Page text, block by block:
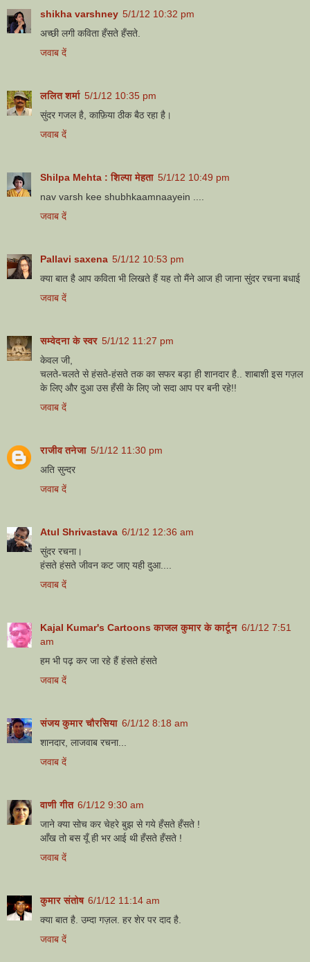
shikha varshney 5/1/12 10:32 pm
अच्छी लगी कविता हँसते हँसते.
जवाब दें
ललित शर्मा 5/1/12 10:35 pm
सुंदर गजल है, काफ़िया ठीक बैठ रहा है।
जवाब दें
Shilpa Mehta : शिल्पा मेहता 5/1/12 10:49 pm
nav varsh kee shubhkaamnaayein ....
जवाब दें
Pallavi saxena 5/1/12 10:53 pm
क्या बात है आप कविता भी लिखते हैं यह तो मैंने आज ही जाना सुंदर रचना बधाई
जवाब दें
सम्वेदना के स्वर 5/1/12 11:27 pm
केवल जी,
चलते-चलते से हंसते-हंसते तक का सफर बड़ा ही शानदार है.. शाबाशी इस गज़ल
के लिए और दुआ उस हँसी के लिए जो सदा आप पर बनी रहे!!
जवाब दें
राजीव तनेजा 5/1/12 11:30 pm
अति सुन्दर
जवाब दें
Atul Shrivastava 6/1/12 12:36 am
सुंदर रचना।
हंसते हंसते जीवन कट जाए यही दुआ....
जवाब दें
Kajal Kumar's Cartoons काजल कुमार के कार्टून 6/1/12 7:51
am
हम भी पढ़ कर जा रहे हैं हंसते हंसते
जवाब दें
संजय कुमार चौरसिया 6/1/12 8:18 am
शानदार, लाजवाब रचना...
जवाब दें
वाणी गीत 6/1/12 9:30 am
जाने क्या सोच कर चेहरे बुझ से गये हँसते हँसते !
आँख तो बस यूँ ही भर आई थी हँसते हँसते !
जवाब दें
कुमार संतोष 6/1/12 11:14 am
क्या बात है. उम्दा गज़ल. हर शेर पर दाद है.
जवाब दें